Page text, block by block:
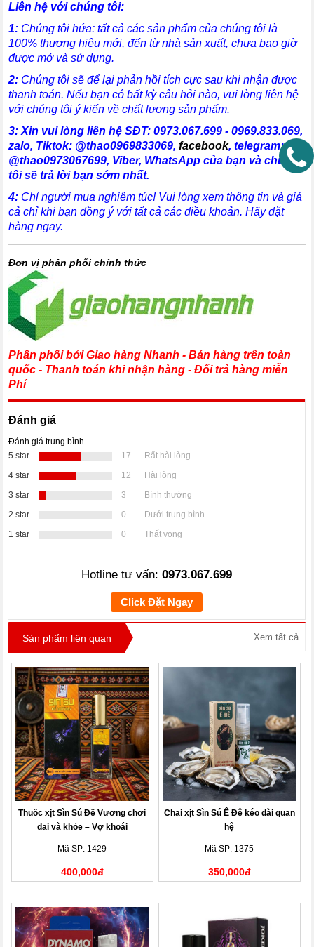
Liên hệ với chúng tôi:
1: Chúng tôi hứa: tất cả các sản phẩm của chúng tôi là
100% thương hiệu mới, đến từ nhà sản xuất, chưa bao giờ
được mở và sử dụng.
2: Chúng tôi sẽ để lại phản hồi tích cực sau khi nhận được
thanh toán. Nếu bạn có bất kỳ câu hỏi nào, vui lòng liên hệ
với chúng tôi ý kiến về chất lượng sản phẩm.
3:Xin vui lòng liên hệ SĐT:0973.067.699 - 0969.833.069,
zalo, Tiktok: @thao0969833069,facebook,telegram:
@thao0973067699, Viber, WhatsAppcủa bạn và chúng
tôi sẽ trả lời bạn sớm nhất.
4: Chỉ người mua nghiêm túc! Vui lòng xem thông tin và giá
cả chỉ khi bạn đồng ý với tất cả các điều khoản. Hãy đặt
hàng ngay.
Đơn vị phân phối chính thức
Phân phối bởi Giao hàng Nhanh - Bán hàng trên toàn
quốc - Thanh toán khi nhận hàng - Đổi trả hàng miễn
Phí
Đánh giá
Đánh giá trung bình
5 star
17
Rất hài lòng
4 star
12
Hài lòng
3 star
3
Bình thường
2 star
0
Dưới trung bình
1 star
0 Thất vọng
Hotline tư vấn: 0973.067.699
Click Đặt Ngay
Sản phẩm liên quan Xem tất cả
Thuốc xịt Sìn Sú Đế Vương chơi
dai và khỏe – Vợ khoái
Mã SP: 1429
400,000đ
Chai xịt Sìn Sú Ê Đê kéo dài quan
hệ
Mã SP: 1375
350,000đ